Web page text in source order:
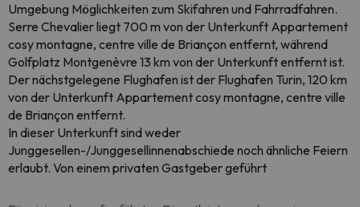
Umgebung Möglichkeiten zum Skifahren und Fahrradfahren.
Serre Chevalier liegt 700 m von der Unterkunft Appartement
cosy montagne, centre ville de Briançon entfernt, während
Golfplatz Montgenèvre 13 km von der Unterkunft entfernt ist.
Der nächstgelegene Flughafen ist der Flughafen Turin, 120 km
von der Unterkunft Appartement cosy montagne, centre ville
de Briançon entfernt.
In dieser Unterkunft sind weder
Junggesellen-/Junggesellinnenabschiede noch ähnliche Feiern
erlaubt. Von einem privaten Gastgeber geführt